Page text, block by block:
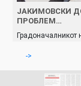
ЈАКИМОВСКИ
ПРОБЛЕМ…
Градоначалникот
->